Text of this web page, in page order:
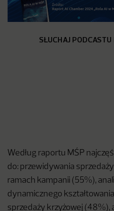
SŁUCHAJ
Według raportu MŚP
do: przewidywania
ramach kampanii (55%),
dynamicznego
sprzedaży krzyżowej (48%),